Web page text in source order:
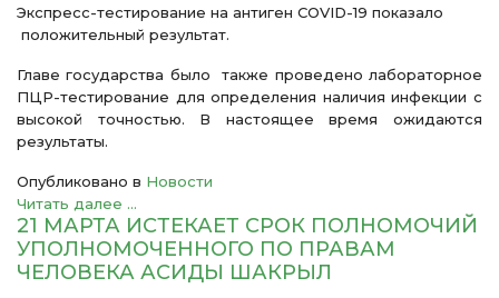
Экспресс-тестирование на антиген COVID-19 показало
положительный результат.
Главе государства было также проведено лабораторное
ПЦР-тестирование для определения наличия инфекции с
высокой точностью. В настоящее время ожидаются
результаты.
Опубликовано в Новости
Читать далее ...
21 МАРТА ИСТЕКАЕТ СРОК ПОЛНОМОЧИЙ
УПОЛНОМОЧЕННОГО ПО ПРАВАМ
ЧЕЛОВЕКА АСИДЫ ШАКРЫЛ